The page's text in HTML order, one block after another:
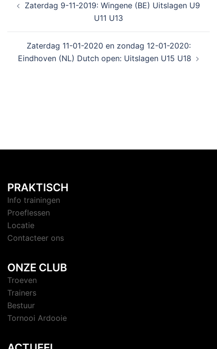
Zaterdag 9-11-2019: Wingene (BE) Uitslagen U9
U11 U13
Zaterdag 11-01-2020 en zondag 12-01-2020:
Eindhoven (NL) Dutch open: Uitslagen U15 U18
PRAKTISCH
Info trainingen
Proeflessen
Locatie
Contacteer ons
ONZE CLUB
Troeven
Trainers
Bestuur
Tornooi Ardooie